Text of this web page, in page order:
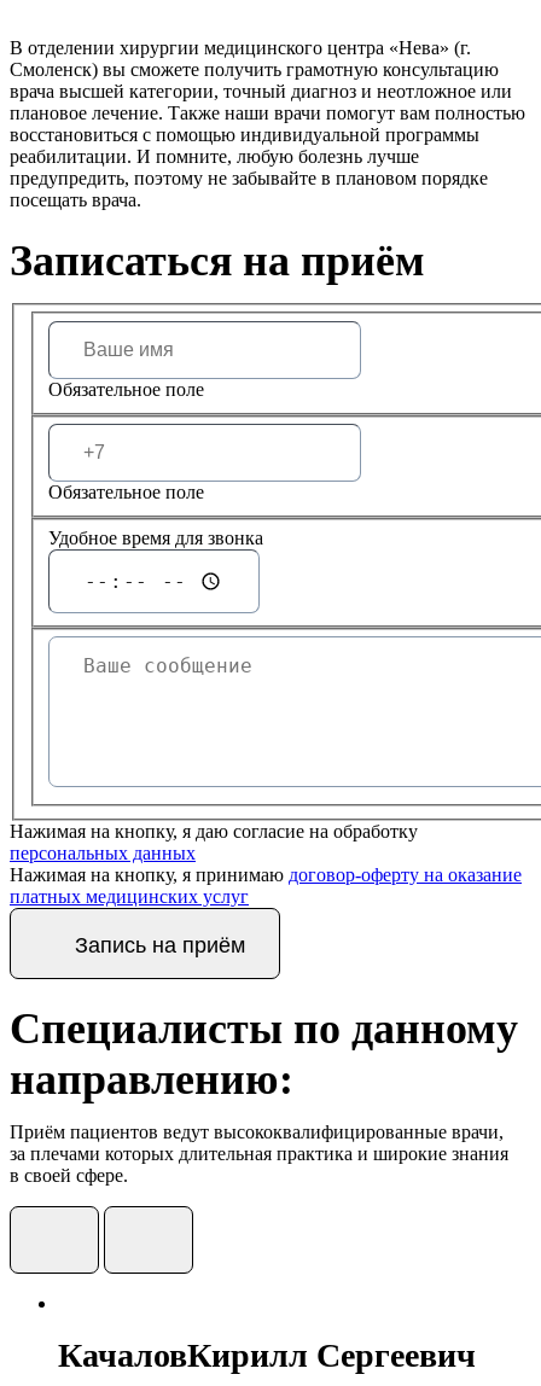
В отделении хирургии медицинского центра «Нева» (г.
Смоленск) вы сможете получить грамотную консультацию
врача высшей категории, точный диагноз и неотложное или
плановое лечение. Также наши врачи помогут вам полностью
восстановиться с помощью индивидуальной программы
реабилитации. И помните, любую болезнь лучше
предупредить, поэтому не забывайте в плановом порядке
посещать врача.
Записаться на приём
Обязательное поле
Обязательное поле
Удобное время для звонка
Нажимая на кнопку, я даю согласие на обработку
персональных данных
Нажимая на кнопку, я принимаю договор-оферту на оказание
платных медицинских услуг
Запись на приём
Специалисты по данному
направлению:
Приём пациентов ведут высококвалифицированные врачи,
за плечами которых длительная практика и широкие знания
в своей сфере.
КачаловКирилл Сергеевич